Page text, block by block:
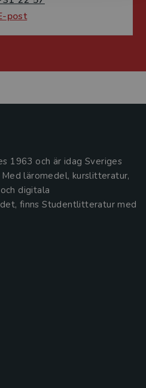
post
1963 och är idag Sveriges
läromedel, kurslitteratur,
digitala
finns Studentlitteratur med